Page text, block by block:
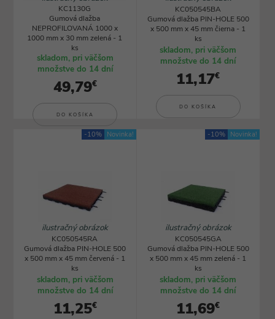
KC1130G
Gumová dlažba
NEPROFILOVANÁ 1000 x
1000 mm x 30 mm zelená - 1
ks
skladom, pri väčšom
množstve do 14 dní
49,79€
DO KOŠÍKA
KC050545BA
Gumová dlažba PIN-HOLE 500
x 500 mm x 45 mm čierna - 1
ks
skladom, pri väčšom
množstve do 14 dní
11,17€
DO KOŠÍKA
Novinka!
-10%
ilustračný obrázok
KC050545RA
Gumová dlažba PIN-HOLE 500
x 500 mm x 45 mm červená - 1
ks
skladom, pri väčšom
množstve do 14 dní
11,25€
Novinka!
-10%
ilustračný obrázok
KC050545GA
Gumová dlažba PIN-HOLE 500
x 500 mm x 45 mm zelená - 1
ks
skladom, pri väčšom
množstve do 14 dní
11,69€